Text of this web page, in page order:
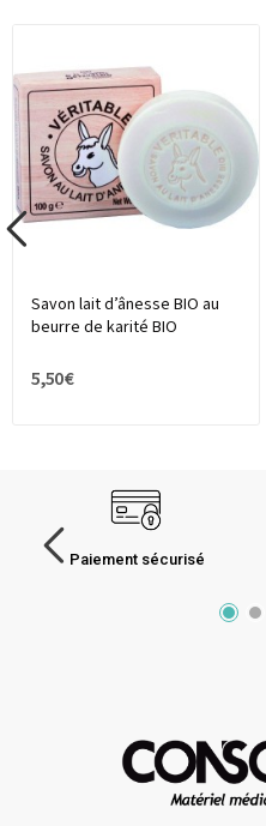
Savon lait d’ânesse BIO au
beurre de karité BIO
5,50 €
Paiement sécurisé